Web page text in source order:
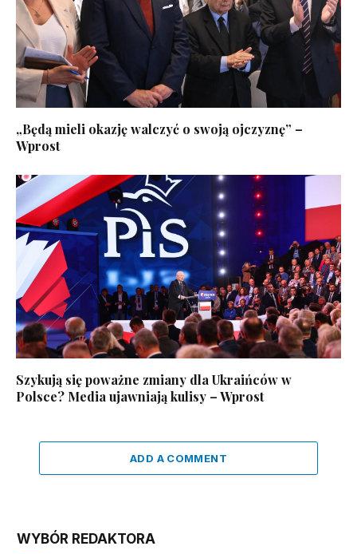
„Będą mieli okazję walczyć o swoją ojczyznę” –
Wprost
Szykują się poważne zmiany dla Ukraińców w
Polsce? Media ujawniają kulisy – Wprost
ADD A COMMENT
WYBÓR REDAKTORA